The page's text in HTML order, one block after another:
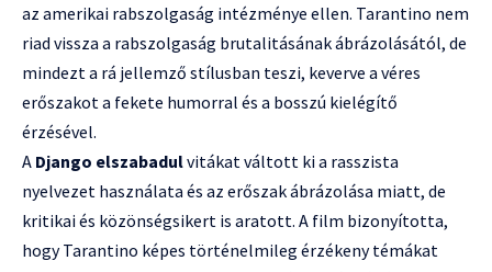
az amerikai rabszolgaság intézménye ellen. Tarantino nem
riad vissza a rabszolgaság brutalitásának ábrázolásától, de
mindezt a rá jellemző stílusban teszi, keverve a véres
erőszakot a fekete humorral és a bosszú kielégítő
érzésével.
A Django elszabadulvitákat váltott ki a rasszista
nyelvezet használata és az erőszak ábrázolása miatt, de
kritikai és közönségsikert is aratott. A film bizonyította,
hogy Tarantino képes történelmileg érzékeny témákat